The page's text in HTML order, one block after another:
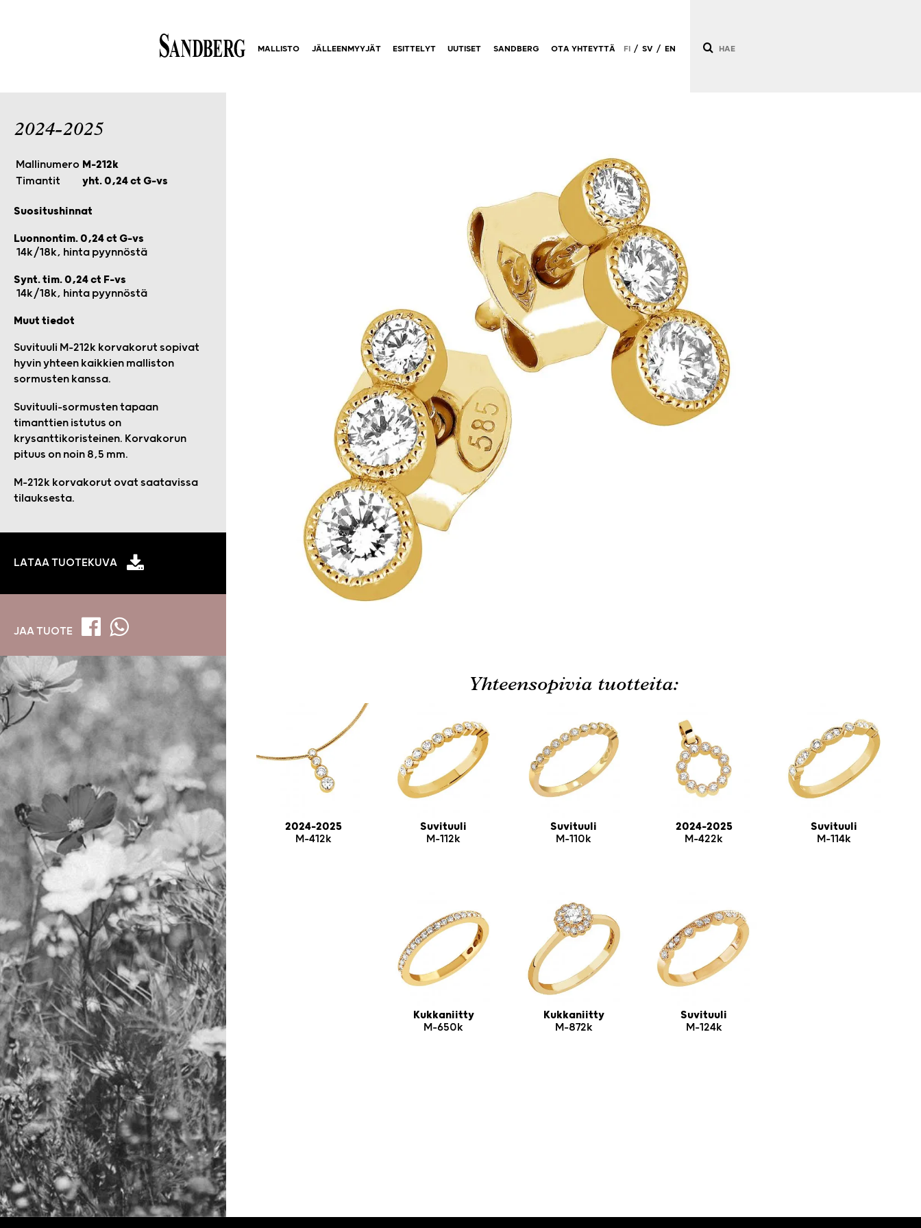
2024-2025
Mallinumero M-212k
Timantit
yht. 0,24 ct G-vs
Suositushinnat
Luonnontim. 0,24 ct G-vs
14k/18k, hinta pyynnöstä
Synt. tim. 0,24 ct F-vs
14k/18k, hinta pyynnöstä
Muut tiedot
Suvituuli M-212k korvakorut sopivat
hyvin yhteen kaikkien malliston
sormusten kanssa.
Suvituuli-sormusten tapaan
timanttien istutus on
krysanttikoristeinen. Korvakorun
pituus on noin 8,5 mm.
M-212k korvakorut ovat saatavissa
tilauksesta.
LATAA TUOTEKUVA
JAA TUOTE
Yhteensopivia tuotteita:
2024-2025
M-412k
Suvituuli
M-112k
Suvituuli
M-110k
2024-2025
M-422k
Suvituuli
M-114k
Kukkaniitty
M-650k
Kukkaniitty
M-872k
Suvituuli
M-124k
MALLISTO JÄLLEENMYYJÄT ESITTELYT UUTISET SANDBERG OTA YHTEYTTÄ FI / SV / EN